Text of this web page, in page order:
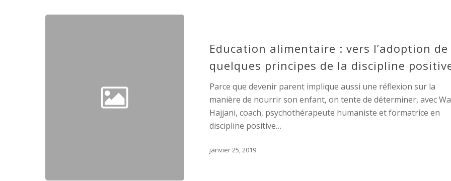
Education alimentaire : vers l’adoption de
quelques principes de la discipline
Parce que devenir parent implique aussi une réflexion sur la
manière de nourrir son enfant, on tente de déterminer, avec
Hajjani, coach, psychothérapeute humaniste et formatrice en
discipline positive…
janvier 25, 2019